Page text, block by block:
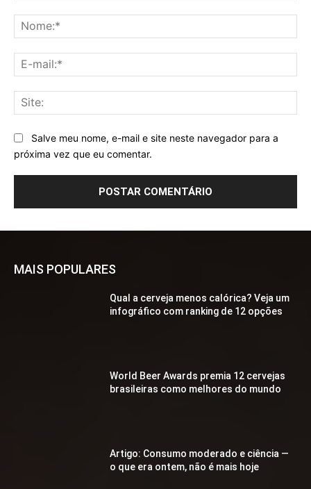
Salve meu nome, e-mail e site neste navegador para a
próxima vez que eu comentar.
MAIS POPULARES
Qual a cerveja menos calórica? Veja um
infográfico com ranking de 12 opções
World Beer Awards premia 12 cervejas
brasileiras como melhores do mundo
Artigo: Consumo moderado e ciência —
o que era ontem, não é mais hoje